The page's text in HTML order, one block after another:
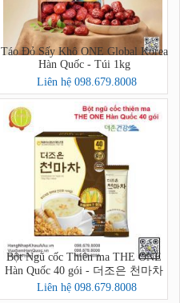
Táo Đỏ Sấy Khô ONE Global Korea
Hàn Quốc - Túi 1kg
Liên hệ 098.679.8008
Bột Ngũ cốc Thiên ma THE ONE
Hàn Quốc 40 gói - 더조은 천마차
40포
Liên hệ 098.679.8008